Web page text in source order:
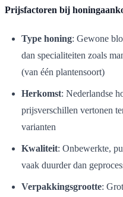
Prijsfactoren bij
Type honing: Gewone
dan specialiteiten zoals
(van één plantensoort)
Herkomst: Nederlandse
prijsverschillen vertonen
varianten
Kwaliteit: Onbewerkte,
vaak duurder dan
Verpakkingsgrootte: